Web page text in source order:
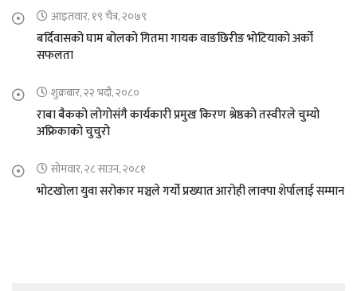
आइतवार, १९ चैत्र, २०७९
बर्दिवासको घाम बोलको गितमा गायक वाङछिरीङ भोटियाको अर्को
सफलता
शुक्रबार, २२ भदौ, २०८०
राबा बैकको लोगोसंगै कार्यकारी प्रमुख किरण श्रेष्ठको तस्वीरले चुम्यो
अफ्रिकाको चुचुरो
सोमवार, २८ साउन, २०८१
भोटखोला युवा सरोकार मञ्चले गर्यो प्रख्यात आरोही लाक्पा शेर्पालाई सम्मान